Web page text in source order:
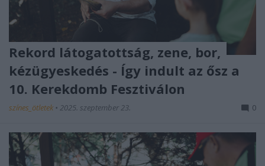
Rekord látogatottság, zene, bor,
kézügyeskedés - Így indult az ősz a
10. Kerekdomb Fesztiválon
színes_ötletek • 2025. szeptember 23. 0